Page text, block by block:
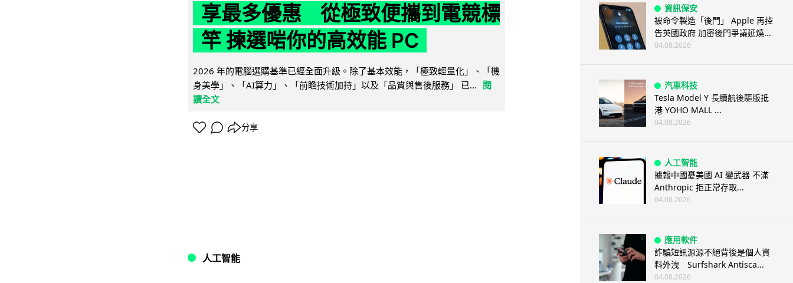
享最多優惠 從極致便攜到電競標
竿 揀選啱你的高效能 PC
2026 年的電腦選購基準已經全面升級。除了基本效能，「極致輕量化」、「機
身美學」、「AI算力」、「前瞻技術加持」以及「品質與售後服務」 已... 閱
讀全文
分享
人工智能
資訊保安
被命令製造「後門」 Apple 再控
告英國政府 加密後門爭議延燒...
04.08.2026
汽車科技
Tesla Model Y 長續航後驅版抵
港 YOHO MALL ...
04.08.2026
人工智能
據報中國憂美國 AI 變武器 不滿
Anthropic 拒正常存取...
04.08.2026
應用軟件
詐騙短訊源源不絕背後是個人資
料外洩 Surfshark Antisca...
04.08.2026